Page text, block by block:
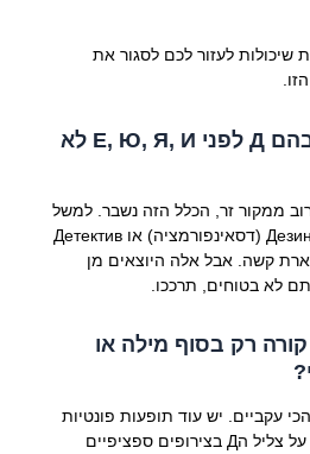
שיכולות לעזור לכם לסגור את
האם יש מקרים שבהם Д לפני Е, Ю, Я, И לא
ממקור זר, הכלל הזה נשבר. למשל
במילים כמו Дезинформация (דסאינפורמציה) או Детектив
קשה. אבל אלה היוצאים מן
לא בטוחים, תרככו.
רק בסוף מילה או
עקביים. יש עוד תופעות פונטיות
ברוסית שיכולות להשפיע על צליל הД בצירופים ספציפיים